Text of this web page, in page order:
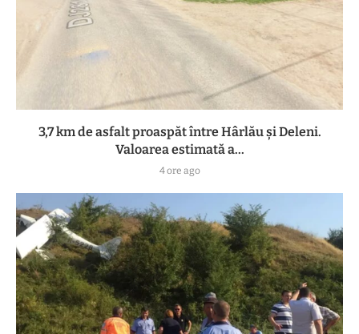
3,7 km de asfalt proaspăt între Hârlău și Deleni.
Valoarea estimată a...
4 ore ago